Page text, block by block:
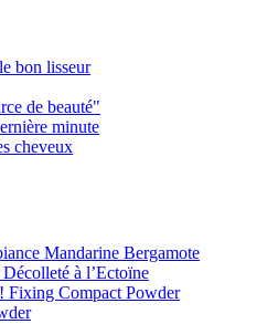
bon lisseur
de beauté"
minute
cheveux
Mandarine Bergamote
à l’Ectoïne
Fixing Compact Powder